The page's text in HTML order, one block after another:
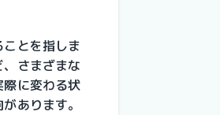
とを指しま
さまざまな
に変わる状
あります。